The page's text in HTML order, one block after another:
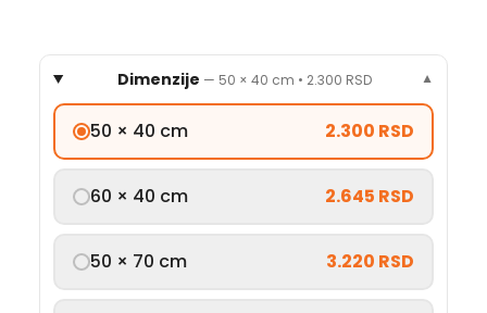
Dimenzije — 50 × 40 cm • 2.300 RSD ▼
50 × 40 cm 2.300 RSD
60 × 40 cm 2.645 RSD
50 × 70 cm 3.220 RSD